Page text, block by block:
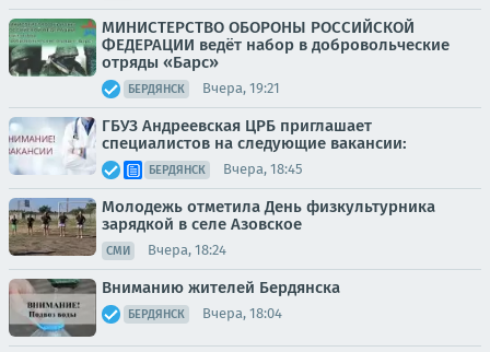
МИНИСТЕРСТВО ОБОРОНЫ РОССИЙСКОЙ
ФЕДЕРАЦИИ ведёт набор в добровольческие
отряды «Барс»
БЕРДЯНСК Вчера, 19:21
ГБУЗ Андреевская ЦРБ приглашает
специалистов на следующие вакансии:
БЕРДЯНСК Вчера, 18:45
Молодежь отметила День физкультурника
зарядкой в селе Азовское
СМИ Вчера, 18:24
Вниманию жителей Бердянска
БЕРДЯНСК Вчера, 18:04